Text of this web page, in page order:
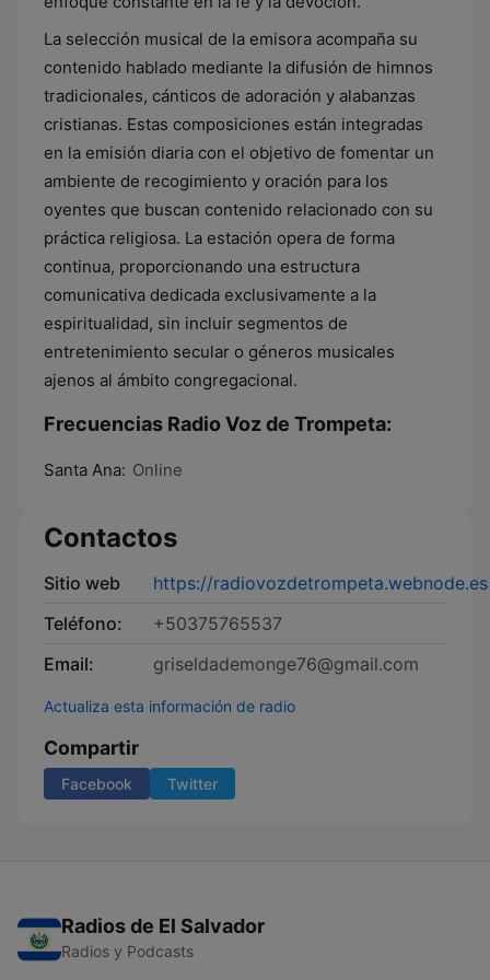
La selección musical de la emisora acompaña su
contenido hablado mediante la difusión de himnos
tradicionales, cánticos de adoración y alabanzas
cristianas. Estas composiciones están integradas
en la emisión diaria con el objetivo de fomentar un
ambiente de recogimiento y oración para los
oyentes que buscan contenido relacionado con su
práctica religiosa. La estación opera de forma
continua, proporcionando una estructura
comunicativa dedicada exclusivamente a la
espiritualidad, sin incluir segmentos de
entretenimiento secular o géneros musicales
ajenos al ámbito congregacional.
Frecuencias Radio Voz de Trompeta:
Santa Ana: Online
Contactos
Sitio web
https://radiovozdetrompeta.webnode.es
Teléfono:
+50375765537
Email:
griseldademonge76@gmail.com
Actualiza esta información de radio
Compartir
Facebook Twitter
Radios de El Salvador
Radios y Podcasts